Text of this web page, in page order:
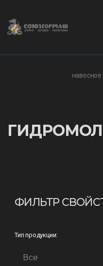
ФИЛЬТР
Тип продукции: